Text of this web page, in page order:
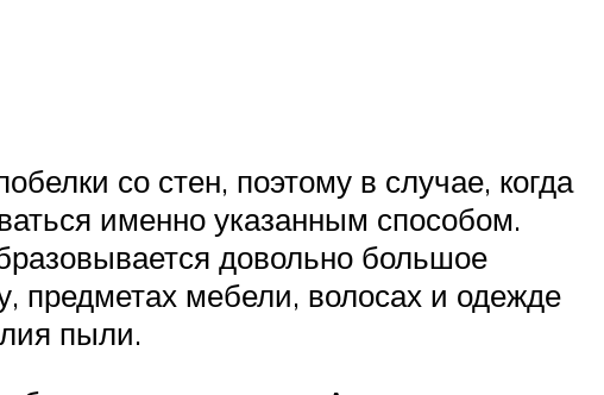
со стен, поэтому в случае, когда
именно указанным способом.
довольно большое
предметах мебели, волосах и одежде
пыли.